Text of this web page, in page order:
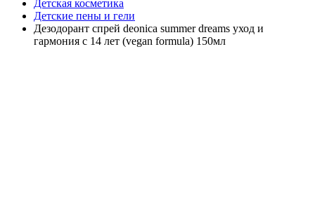
Детская косметика
Детские пены и гели
Дезодорант спрей deonica summer dreams уход и
гармония с 14 лет (vegan formula) 150мл